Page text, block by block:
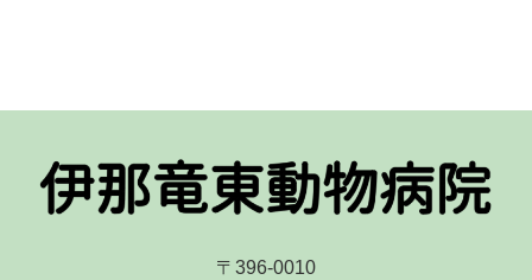
〒396-0010